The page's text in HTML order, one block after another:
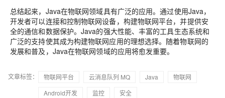
总结起来，Java在物联网领域具有广泛的应用。通过使用Java，
开发者可以连接和控制物联网设备，构建物联网平台，并提供安
全的通信和数据保护。Java的强大性能、丰富的工具生态系统和
广泛的支持使其成为构建物联网应用的理想选择。随着物联网的
发展和普及，Java在物联网领域的应用将愈发重要。
文章标签： 物联网平台 云消息队列 MQ Java
物联网
Android开发
监控
安全